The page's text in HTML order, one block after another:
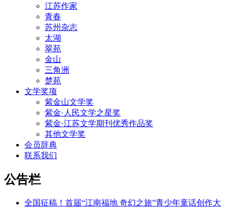
江苏作家
青春
苏州杂志
太湖
翠苑
金山
三角洲
楚苑
文学奖项
紫金山文学奖
紫金·人民文学之星奖
紫金·江苏文学期刊优秀作品奖
其他文学奖
会员辞典
联系我们
公告栏
全国征稿！首届“江南福地 奇幻之旅”青少年童话创作大